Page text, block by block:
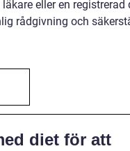
eller en registrerad
rådgivning och
diet för att